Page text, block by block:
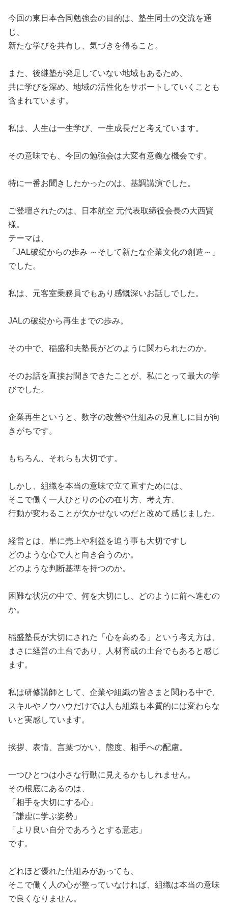
今回の東日本合同勉強会の目的は、塾生同士の交流を通
じ、
新たな学びを共有し、気づきを得ること。
また、後継塾が発足していない地域もあるため、
共に学びを深め、地域の活性化をサポートしていくことも
含まれています。
私は、人生は一生学び、一生成長だと考えています。
その意味でも、今回の勉強会は大変有意義な機会です。
特に一番お聞きしたかったのは、基調講演でした。
ご登壇されたのは、日本航空 元代表取締役会長の大西賢
様。
テーマは、
「JAL破綻からの歩み ～そして新たな企業文化の創造～」
でした。
私は、元客室乗務員でもあり感慨深いお話しでした。
JALの破綻から再生までの歩み。
その中で、稲盛和夫塾長がどのように関わられたのか。
そのお話を直接お聞きできたことが、私にとって最大の学
びでした。
企業再生というと、数字の改善や仕組みの見直しに目が向
きがちです。
もちろん、それらも大切です。
しかし、組織を本当の意味で立て直すためには、
そこで働く一人ひとりの心の在り方、考え方、
行動が変わることが欠かせないのだと改めて感じました。
経営とは、単に売上や利益を追う事も大切ですし
どのような心で人と向き合うのか。
どのような判断基準を持つのか。
困難な状況の中で、何を大切にし、どのように前へ進むの
か。
稲盛塾長が大切にされた「心を高める」という考え方は、
まさに経営の土台であり、人材育成の土台でもあると感じ
ます。
私は研修講師として、企業や組織の皆さまと関わる中で、
スキルやノウハウだけでは人も組織も本質的には変わらな
いと実感しています。
挨拶、表情、言葉づかい、態度、相手への配慮。
一つひとつは小さな行動に見えるかもしれません。
その根底にあるのは、
「相手を大切にする心」
「謙虚に学ぶ姿勢」
「より良い自分であろうとする意志」
です。
どれほど優れた仕組みがあっても、
そこで働く人の心が整っていなければ、組織は本当の意味
で良くなりません。